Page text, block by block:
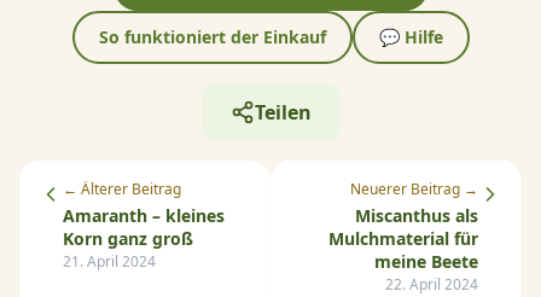
So funktioniert der Einkauf 💬 Hilfe
Teilen
← Älterer Beitrag
Amaranth – kleines
Korn ganz groß
21. April 2024
Neuerer Beitrag →
Miscanthus als
Mulchmaterial für
meine Beete
22. April 2024